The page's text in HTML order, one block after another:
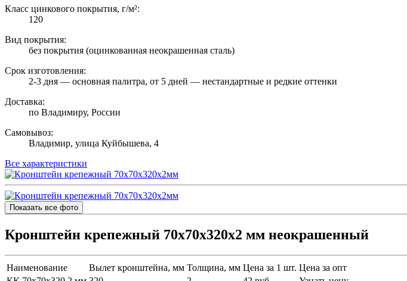
Класс цинкового покрытия, г/м²:
120
Вид покрытия:
без покрытия (оцинкованная неокрашенная сталь)
Срок изготовления:
2-3 дня — основная палитра, от 5 дней — нестандартные и редкие оттенки
Доставка:
по Владимиру, России
Самовывоз:
Владимир, улица Куйбышева, 4
Все характеристики
Показать все фото
Кронштейн крепежный 70х70х320х2 мм неокрашенный
Наименование Вылет кронштейна, мм Толщина, мм Цена за 1 шт. Цена за опт